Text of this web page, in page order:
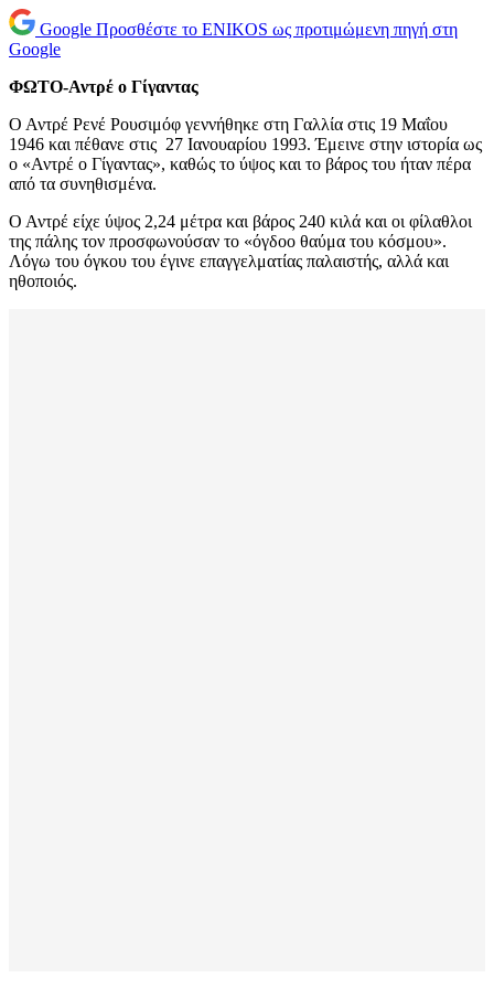
Google Προσθέστε το ENIKOS ως προτιμώμενη πηγή στη
Google
ΦΩΤΟ-Αντρέ ο Γίγαντας
Ο Αντρέ Ρενέ Ρουσιμόφ γεννήθηκε στη Γαλλία στις 19 Μαΐου
1946 και πέθανε στις 27 Ιανουαρίου 1993. Έμεινε στην ιστορία ως
ο «Αντρέ ο Γίγαντας», καθώς το ύψος και το βάρος του ήταν πέρα
από τα συνηθισμένα.
Ο Αντρέ είχε ύψος 2,24 μέτρα και βάρος 240 κιλά και οι φίλαθλοι
της πάλης τον προσφωνούσαν το «όγδοο θαύμα του κόσμου».
Λόγω του όγκου του έγινε επαγγελματίας παλαιστής, αλλά και
ηθοποιός.